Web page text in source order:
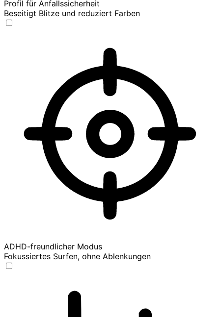
Profil für Anfallssicherheit
Beseitigt Blitze und reduziert Farben
ADHD-freundlicher Modus
Fokussiertes Surfen, ohne Ablenkungen